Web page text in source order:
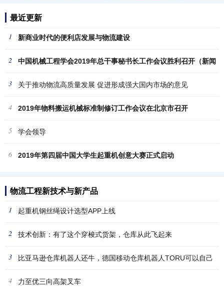
最近更新
1 新商业时代的便利店发展与物流建设
2 中国机械工程学会2019年总干事秘书长工作会议胜利召开（新闻
稿
3 关于推动物流高质量发展 促进形成强大国内市场的意见
4 2019年物料搬运机械标准制修订工作会议在北京市召开
5 学会领导
6 2019年第四届中国大学生起重机创意大赛正式启动
物流工程新技术与新产品
1 起重机钢丝绳设计选型APP上线
2 技术创新：有了这个穿梭式货架，仓库从此飞起来
3 比亚马逊仓库机器人还牛，德国移动仓库机器人TORU可以自己
挑选
4 力至优三向高架叉车